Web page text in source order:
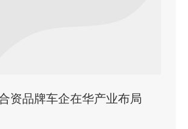
资品牌车企在华产业布局